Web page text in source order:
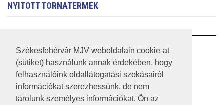
Székesfehérvár MJV weboldalain cookie-at
(sütiket) használunk annak érdekében, hogy
felhasználóink oldallátogatási szokásairól
információkat szerezhessünk, de nem
tárolunk személyes információkat. Ön az
NYITOTT TORNATERMEK
RSS
A HONLAP 2017.03.31-I ÁLLAPOTA
JOGI NYILATKOZAT